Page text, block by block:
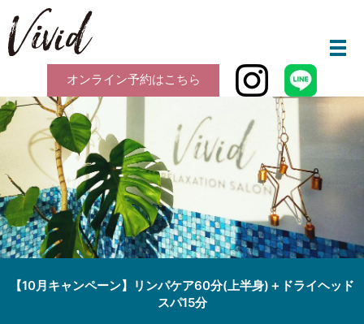
メ
オンライン予約はこちら
【10月キャンペーン】リンパケア60分(上半身)＋ドライヘッド
スパ15分